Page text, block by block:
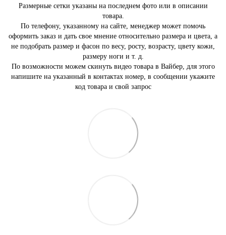
Размерные сетки указаны на последнем фото или в описании
товара.
По телефону, указанному на сайте, менеджер может помочь
оформить заказ и дать свое мнение относительно размера и цвета, а
не подобрать размер и фасон по весу, росту, возрасту, цвету кожи,
размеру ноги и т. д.
По возможности можем скинуть видео товара в Вайбер, для этого
напишите на указанный в контактах номер, в сообщении укажите
код товара и свой запрос